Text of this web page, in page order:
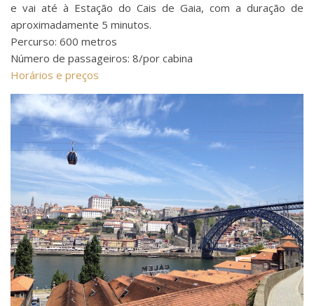
e vai até à Estação do Cais de Gaia, com a duração de
aproximadamente 5 minutos.
Percurso: 600 metros
Número de passageiros: 8/por cabina
Horários e preços